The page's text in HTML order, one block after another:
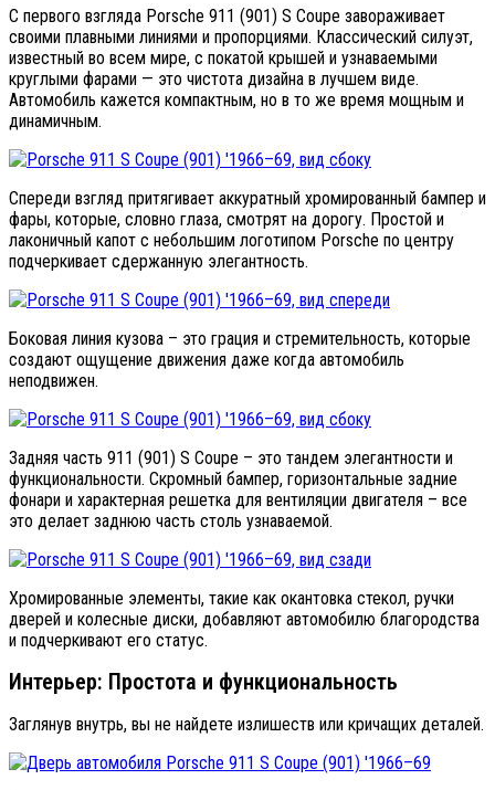
С первого взгляда Porsche 911 (901) S Coupe завораживает
своими плавными линиями и пропорциями. Классический силуэт,
известный во всем мире, с покатой крышей и узнаваемыми
круглыми фарами — это чистота дизайна в лучшем виде.
Автомобиль кажется компактным, но в то же время мощным и
динамичным.
Спереди взгляд притягивает аккуратный хромированный бампер и
фары, которые, словно глаза, смотрят на дорогу. Простой и
лаконичный капот с небольшим логотипом Porsche по центру
подчеркивает сдержанную элегантность.
Боковая линия кузова – это грация и стремительность, которые
создают ощущение движения даже когда автомобиль
неподвижен.
Задняя часть 911 (901) S Coupe – это тандем элегантности и
функциональности. Скромный бампер, горизонтальные задние
фонари и характерная решетка для вентиляции двигателя – все
это делает заднюю часть столь узнаваемой.
Хромированные элементы, такие как окантовка стекол, ручки
дверей и колесные диски, добавляют автомобилю благородства
и подчеркивают его статус.
Интерьер: Простота и функциональность
Заглянув внутрь, вы не найдете излишеств или кричащих деталей.